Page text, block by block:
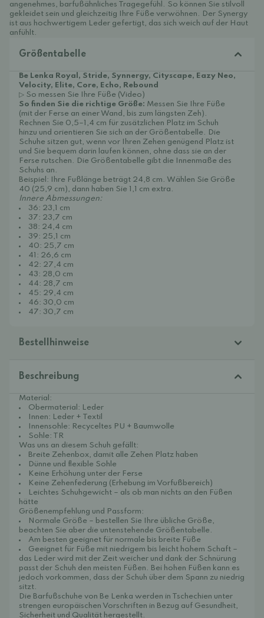
angenehmes, barfußähnliches Tragegefühl. So können Sie stilvoll
gekleidet sein und gleichzeitig Ihre Füße verwöhnen. Der Synergy
ist aus hochwertigem Leder gefertigt, das sich weich auf der Haut
anfühlt.
Größentabelle
Be Lenka Royal, Stride, Synnergy, Cityscape, Eazy Neo,
Velocity, Elite, Core, Echo, Rebound
▷ So messen Sie Ihre Füße (Video)
So finden Sie die richtige Größe: Messen Sie Ihre Füße
(mit der Ferse an einer Wand, bis zum längsten Zeh).
Rechnen Sie 0,5–1,4 cm für zusätzlichen Platz im Schuh
hinzu und orientieren Sie sich an der Größentabelle. Die
Schuhe sitzen gut, wenn vor Ihren Zehen genügend Platz ist
und Sie bequem darin laufen können, ohne dass sie an der
Ferse rutschen. Die Größentabelle gibt die Innenmaße des
Schuhs an.
Beispiel: Ihre Fußlänge beträgt 24,8 cm. Wählen Sie Größe
40 (25,9 cm), dann haben Sie 1,1 cm extra.
Innere Abmessungen:
36: 23,1 cm
37: 23,7 cm
38: 24,4 cm
39: 25,1 cm
40: 25,7 cm
41: 26,6 cm
42: 27,4 cm
43: 28,0 cm
44: 28,7 cm
45: 29,4 cm
46: 30,0 cm
47: 30,7 cm
Bestellhinweise
Beschreibung
Material:
Obermaterial: Leder
Innen: Leder + Textil
Innensohle: Recyceltes PU + Baumwolle
Sohle: TR
Was uns an diesem Schuh gefällt:
Breite Zehenbox, damit alle Zehen Platz haben
Dünne und flexible Sohle
Keine Erhöhung unter der Ferse
Keine Zehenfederung (Erhebung im Vorfußbereich)
Leichtes Schuhgewicht – als ob man nichts an den Füßen
hätte
Größenempfehlung und Passform:
Normale Größe – bestellen Sie Ihre übliche Größe,
beachten Sie aber die untenstehende Größentabelle.
Am besten geeignet für normale bis breite Füße
Geeignet für Füße mit niedrigem bis leicht hohem Schaft –
das Leder wird mit der Zeit weicher und dank der Schnürung
passt der Schuh den meisten Füßen. Bei hohen Füßen kann es
jedoch vorkommen, dass der Schuh über dem Spann zu niedrig
sitzt.
Die Barfußschuhe von Be Lenka werden in Tschechien unter
strengen europäischen Vorschriften in Bezug auf Gesundheit,
Sicherheit und Qualität hergestellt.